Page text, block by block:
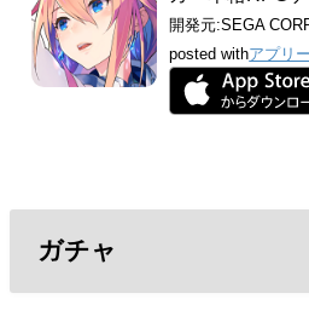
開発元:SEGA
posted withアプリ
ガチャ